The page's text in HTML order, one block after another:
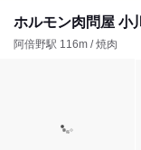
ホルモン肉問屋 小
阿倍野駅 116m / 焼肉